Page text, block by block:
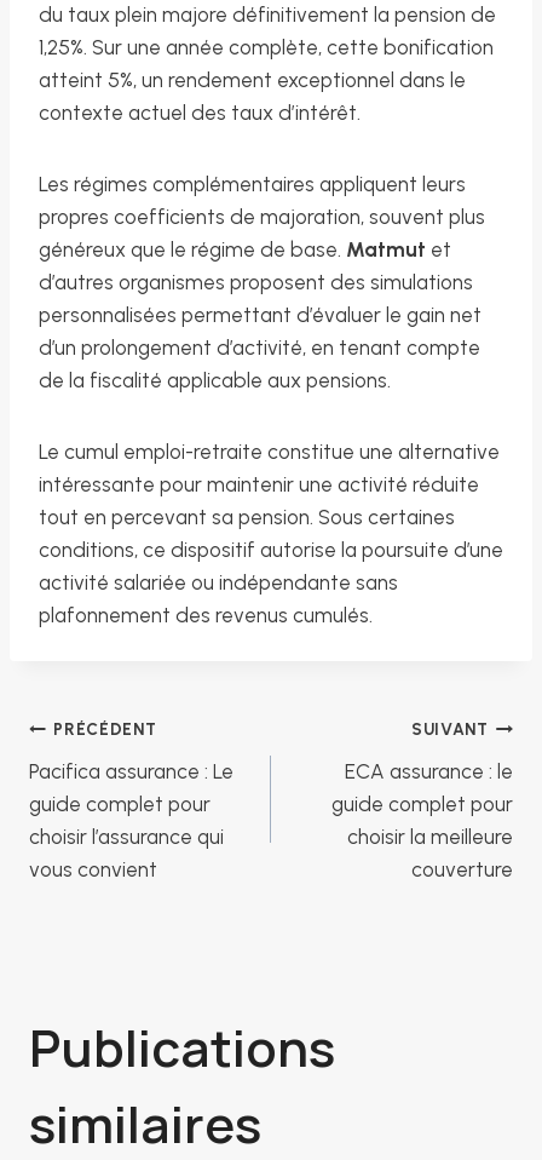
du taux plein majore définitivement la pension de
1,25%. Sur une année complète, cette bonification
atteint 5%, un rendement exceptionnel dans le
contexte actuel des taux d’intérêt.
Les régimes complémentaires appliquent leurs
propres coefficients de majoration, souvent plus
généreux que le régime de base. Matmut et
d’autres organismes proposent des simulations
personnalisées permettant d’évaluer le gain net
d’un prolongement d’activité, en tenant compte
de la fiscalité applicable aux pensions.
Le cumul emploi-retraite constitue une alternative
intéressante pour maintenir une activité réduite
tout en percevant sa pension. Sous certaines
conditions, ce dispositif autorise la poursuite d’une
activité salariée ou indépendante sans
plafonnement des revenus cumulés.
Navigation
de
l’article
PRÉCÉDENT
Pacifica assurance : Le
guide complet pour
choisir l’assurance qui
vous convient
SUIVANT
ECA assurance : le
guide complet pour
choisir la meilleure
couverture
Publications
similaires